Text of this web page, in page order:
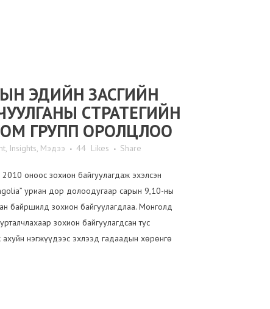
ЭДИЙН ЗАСГИЙН
СТРАТЕГИЙН
ГРУПП ОРОЛЦЛОО
, Insights, Мэдээ 44 Likes Share
оноос зохион байгуулагдаж эхэлсэн
уриан дор долоодугаар сарын 9,10-ны
байршилд зохион байгуулагдлаа. Монголд
зохион байгуулагдсан тус
нэгжүүдээс эхлээд гадаадын хөрөнгө